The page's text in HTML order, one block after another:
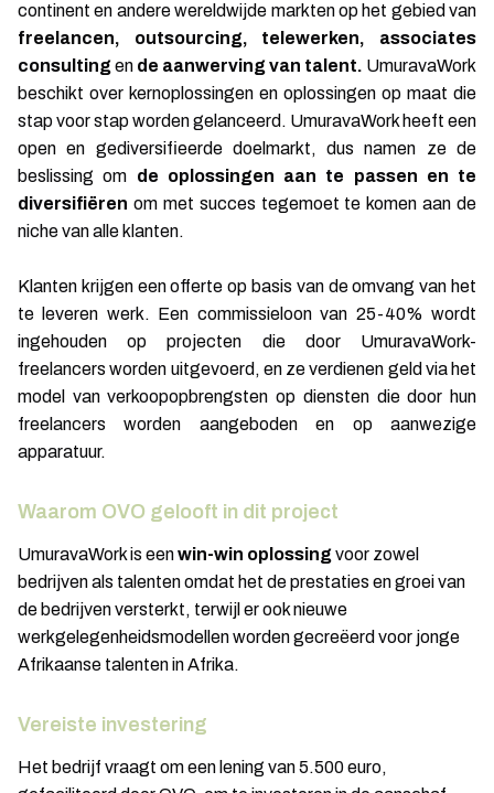
continent en andere wereldwijde markten op het gebied van
freelancen, outsourcing, telewerken, associates
consultingen de aanwerving van talent. UmuravaWork
beschikt over kernoplossingen en oplossingen op maat die
stap voor stap worden gelanceerd. UmuravaWork heeft een
open en gediversifieerde doelmarkt, dus namen ze de
beslissing om de oplossingen aan te passen en te
diversifiëren om met succes tegemoet te komen aan de
niche van alle klanten.
Klanten krijgen een offerte op basis van de omvang van het
te leveren werk. Een commissieloon van 25-40% wordt
ingehouden op projecten die door UmuravaWork-
freelancers worden uitgevoerd, en ze verdienen geld via het
model van verkoopopbrengsten op diensten die door hun
freelancers worden aangeboden en op aanwezige
apparatuur.
Waarom OVO gelooft in dit project
UmuravaWork is eenwin-win oplossingvoor zowel
bedrijven als talenten omdat het de prestaties en groei van
de bedrijven versterkt, terwijl er ook nieuwe
werkgelegenheidsmodellen worden gecreëerd voor jonge
Afrikaanse talenten in Afrika.
Vereiste investering
Het bedrijf vraagt om een lening van 5.500 euro,